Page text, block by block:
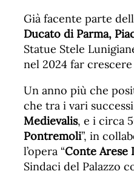
Già facente parte
Ducato di Parma,
Statue Stele
nel 2024 far
Un anno più che
che tra i vari
Medievalis, e i circa
Pontremoli”, in
l’opera “Conte Arese
Sindaci del Palazzo